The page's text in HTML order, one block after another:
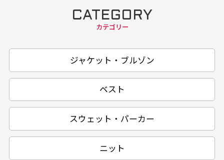
CATEGORY
カテゴリー
ジャケット・ブルゾン
ベスト
スウェット・パーカー
ニット